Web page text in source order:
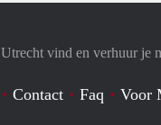
vind en verhuur je
Contact Faq Voor